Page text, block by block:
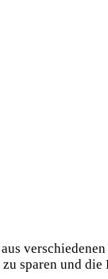
sparen und die